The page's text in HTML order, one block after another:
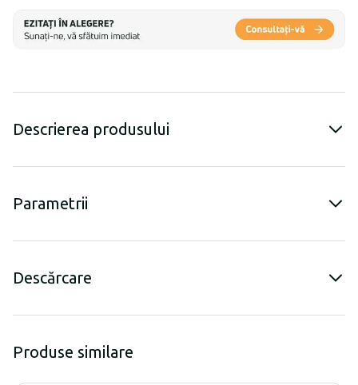
Descrierea produsului
Parametrii
Descărcare
Produse similare